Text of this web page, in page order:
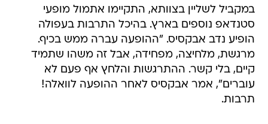
במקביל לשליין בצוותא, התקיימו אתמול מופעי
סטנדאפ נוספים בארץ. בהיכל התרבות בעפולה
הופיע נדב אבקסיס. "ההופעה עברה ממש בכיף.
מרגשת, מלחיצה, מפחידה, אבל זה משהו שתמיד
קיים, בלי קשר. ההתרגשות והלחץ אף פעם לא
עוברים", אמר אבקסיס לאחר ההופעה לוואלה!
תרבות.